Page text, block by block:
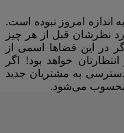
‌اندازه امروز نبوده است.
نظرشان قبل از هر چیز
در این فضاها اسمی از
خواهد بود! اگر
دسترسی به مشتریان جدید
محسوب می‌شود.